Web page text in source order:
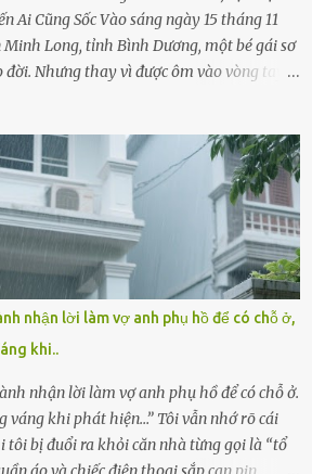
Ai Cũng Sốc Vào sáng ngày 15 tháng 11
Minh Long, tỉnh Bình Dương, một bé gái sơ
Nhưng thay vì được ôm vào vòng tay
Trần Quốc Tùng xem như điềm gở. Ông
lực có tiếng ở Bình Dương, cùng vợ là
quyết định nhẫn tâm: bỏ lại đứa trẻ. Họ
nuôi dưỡng” và ký vào giấy từ chối
viện xử lý bé như một trường hợp bị
gái ruột của họ – Trần Lệ Mi – vẫn đang
không hay biết chuyện gì xảy ra.
một nữ cảnh sát công tác tại địa phương,
bé bị đưa đi trong lặng lẽ. Nét mặt đỏ
...
nhận lời làm vợ anh phụ hồ để có chỗ ở,
khi..
nhận lời làm vợ anh phụ hồ để có chỗ ở.
váng khi phát hiện…” Tôi vẫn nhớ rõ cái
tôi bị đuổi ra khỏi căn nhà từng gọi là “tổ